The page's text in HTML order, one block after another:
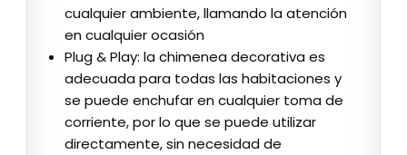
cualquier ambiente, llamando la atención
en cualquier ocasión
Plug & Play: la chimenea decorativa es
adecuada para todas las habitaciones y
se puede enchufar en cualquier toma de
corriente, por lo que se puede utilizar
directamente, sin necesidad de